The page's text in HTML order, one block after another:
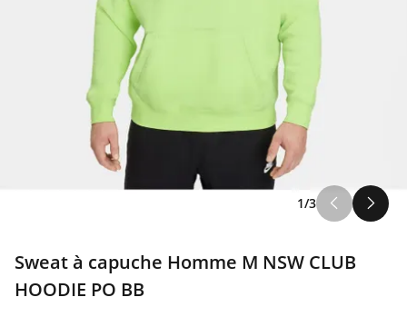
1/3
Sweat à capuche Homme M NSW CLUB
HOODIE PO BB